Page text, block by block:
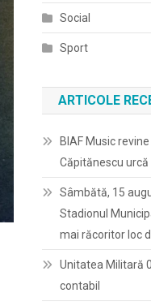
Social
Sport
ARTICOLE
BIAF Music
Căpitănescu urcă
Sâmbătă, 15
Stadionul
mai răcoritor loc
Unitatea Militară
contabil